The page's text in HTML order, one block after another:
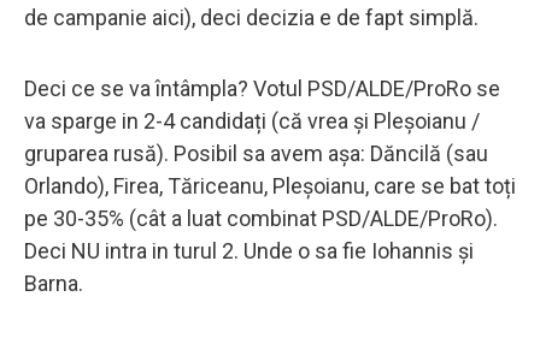
de campanie aici), deci decizia e de fapt simplă.
Deci ce se va întâmpla? Votul PSD/ALDE/ProRo se
va sparge in 2-4 candidați (că vrea și Pleșoianu /
gruparea rusă). Posibil sa avem așa: Dăncilă (sau
Orlando), Firea, Tăriceanu, Pleșoianu, care se bat toți
pe 30-35% (cât a luat combinat PSD/ALDE/ProRo).
Deci NU intra in turul 2. Unde o sa fie Iohannis și
Barna.